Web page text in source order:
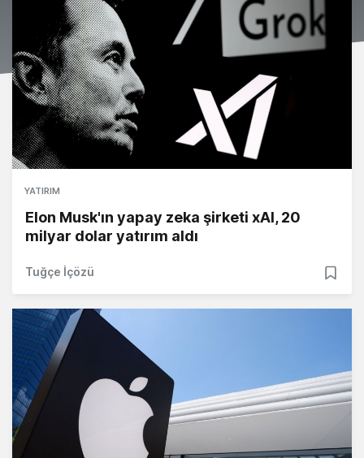
YATIRIM
Elon Musk'ın yapay zeka şirketi xAI, 20
milyar dolar yatırım aldı
Tuğçe İçözü